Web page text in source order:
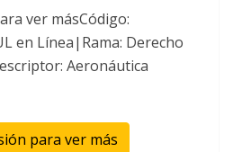
ver másCódigo:
en Línea|Rama: Derecho
Aeronáutica
para ver más